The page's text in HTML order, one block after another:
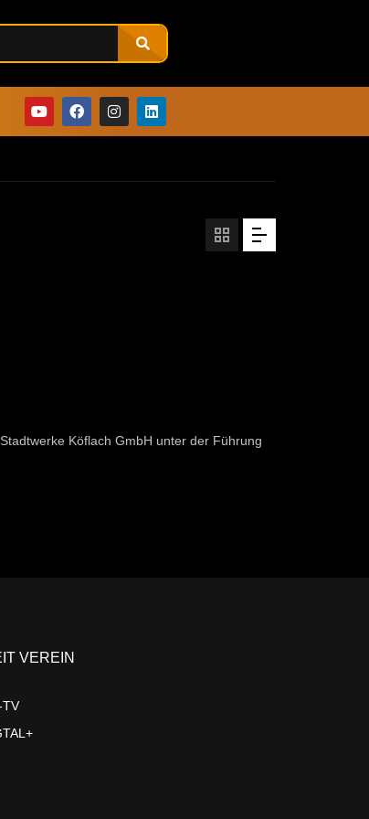
Köflach GmbH unter der Führung
VEREIN
TV